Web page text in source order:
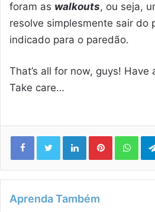
foram as walkouts, ou seja,
resolve simplesmente sair do
indicado para o paredão.
That’s all for now, guys! Have
Take care…
LinkedinPinterest
Aprenda Também